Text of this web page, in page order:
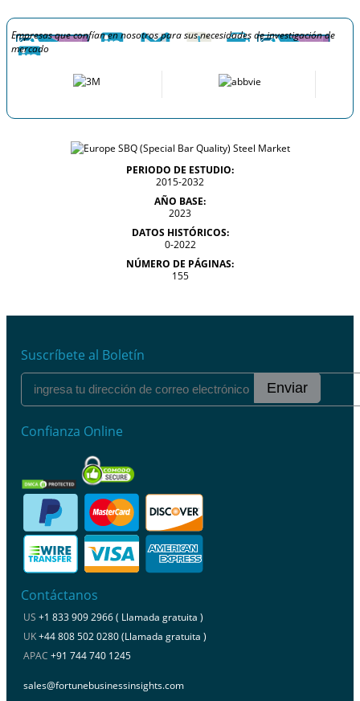
Empresas que confían en nosotros para sus necesidades de investigación de
mercado
PERIODO DE ESTUDIO:
2015-2032
AÑO BASE:
2023
DATOS HISTÓRICOS:
0-2022
NÚMERO DE PÁGINAS:
155
Suscríbete al Boletín
Enviar
Confianza Online
Contáctanos
US +1 833 909 2966 ( Llamada gratuita )
UK+44 808 502 0280 (Llamada gratuita )
APAC +91 744 740 1245
sales@fortunebusinessinsights.com